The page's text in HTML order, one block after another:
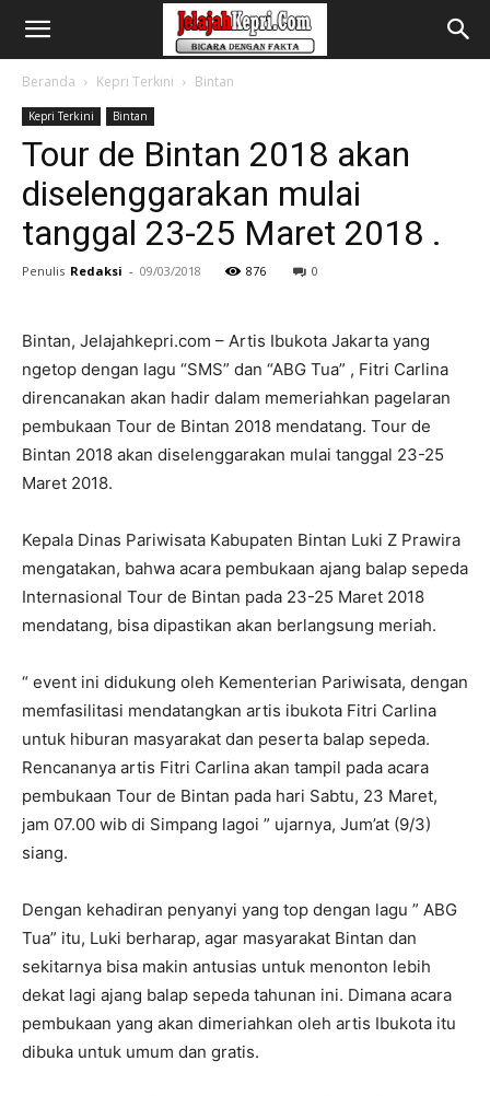
Beranda Kepri Terkini Bintan
Kepri Terkini Bintan
Tour de Bintan 2018 akan
diselenggarakan mulai
tanggal 23-25 Maret 2018 .
Penulis Redaksi - 09/03/2018 876 0
Bintan, Jelajahkepri.com – Artis Ibukota Jakarta yang
ngetop dengan lagu “SMS” dan “ABG Tua” , Fitri Carlina
direncanakan akan hadir dalam memeriahkan pagelaran
pembukaan Tour de Bintan 2018 mendatang. Tour de
Bintan 2018 akan diselenggarakan mulai tanggal 23-25
Maret 2018.
Kepala Dinas Pariwisata Kabupaten Bintan Luki Z Prawira
mengatakan, bahwa acara pembukaan ajang balap sepeda
Internasional Tour de Bintan pada 23-25 Maret 2018
mendatang, bisa dipastikan akan berlangsung meriah.
“ event ini didukung oleh Kementerian Pariwisata, dengan
memfasilitasi mendatangkan artis ibukota Fitri Carlina
untuk hiburan masyarakat dan peserta balap sepeda.
Rencananya artis Fitri Carlina akan tampil pada acara
pembukaan Tour de Bintan pada hari Sabtu, 23 Maret,
jam 07.00 wib di Simpang lagoi ” ujarnya, Jum’at (9/3)
siang.
Dengan kehadiran penyanyi yang top dengan lagu ” ABG
Tua” itu, Luki berharap, agar masyarakat Bintan dan
sekitarnya bisa makin antusias untuk menonton lebih
dekat lagi ajang balap sepeda tahunan ini. Dimana acara
pembukaan yang akan dimeriahkan oleh artis Ibukota itu
dibuka untuk umum dan gratis.